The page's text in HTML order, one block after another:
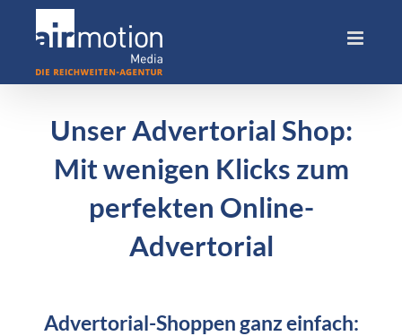
Unser Advertorial Shop:
Mit wenigen Klicks zum
perfekten Online-
Advertorial
Advertorial-Shoppen ganz einfach: